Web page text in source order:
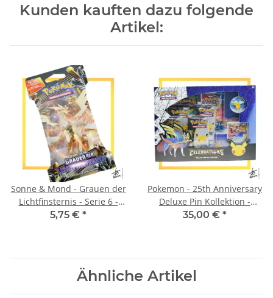
Kunden kauften dazu folgende
Artikel:
Sonne & Mond - Grauen der
Lichtfinsternis - Serie 6 -
Booster (DE) - Sleeved
5,75 € *
Pokemon - 25th Anniversary
Deluxe Pin Kollektion -
Celebrations (DE)
35,00 € *
Ähnliche Artikel